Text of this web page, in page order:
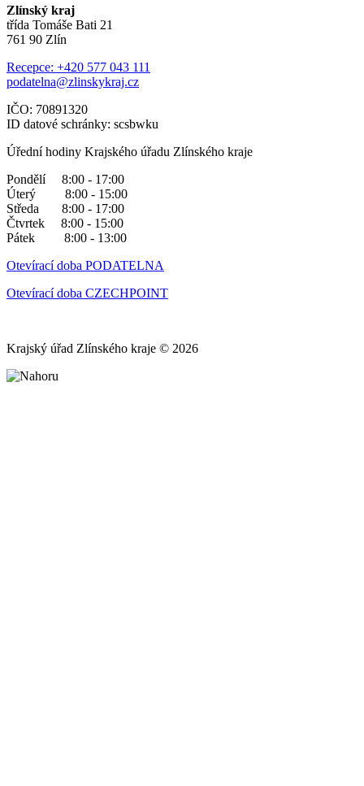
Zlínský kraj
třída Tomáše Bati 21
761 90 Zlín
Recepce: +420 577 043 111
podatelna@zlinskykraj.cz
IČO: 70891320
ID datové schránky: scsbwku
Úřední hodiny Krajského úřadu Zlínského kraje
Pondělí 8:00 - 17:00
Úterý 8:00 - 15:00
Středa 8:00 - 17:00
Čtvrtek 8:00 - 15:00
Pátek 8:00 - 13:00
Otevírací doba PODATELNA
Otevírací doba CZECHPOINT
Krajský úřad Zlínského kraje © 2026